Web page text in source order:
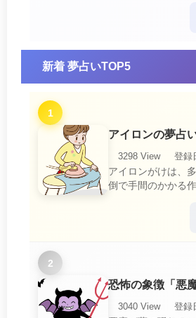
て危機を回避する事
新着 夢占いTOP5
1
アイロンの夢占
3298 View
登録
アイロンがけは、
倒で手間のかかる作業で
中で感じるわずら
2
恐怖の象徴「悪
3040 View
登録